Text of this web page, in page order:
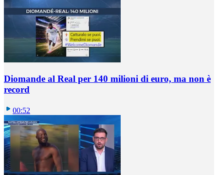
Diomande al Real per 140 milioni di euro, ma non è
record
00:52